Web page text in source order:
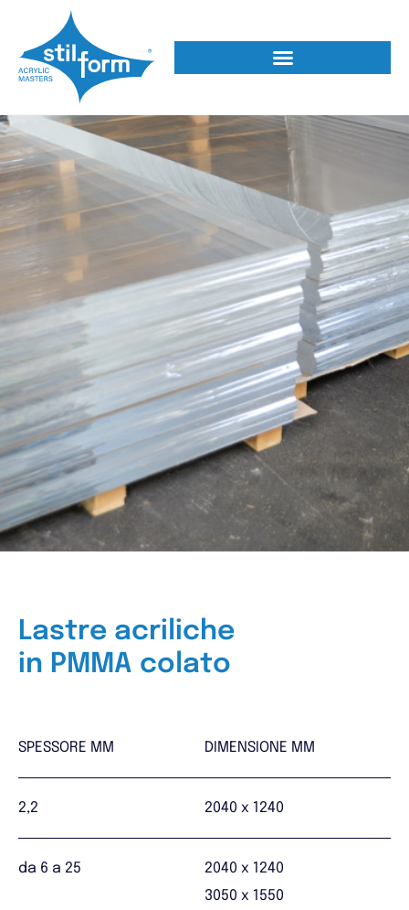
Lastre acriliche
in PMMA colato
SPESSORE MM DIMENSIONE MM
2,2 2040 x 1240
da 6 a 25
2040 x 1240
3050 x 1550